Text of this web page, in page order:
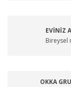
EVİNİZ
Bireysel
OKKA